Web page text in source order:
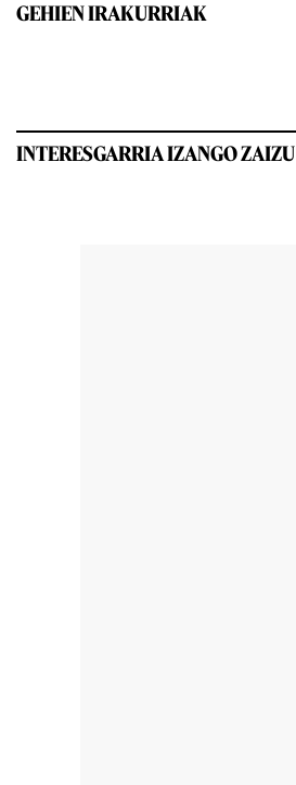
GEHIEN IRAKURRIAK
INTERESGARRIA IZANGO ZAIZU